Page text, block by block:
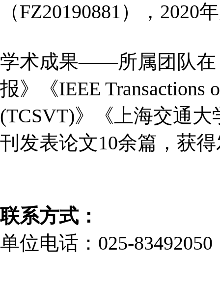
（FZ20190881）
， 2020
学术成果——所属团队在
报》《IEEE Transactions
(TCSVT)》《上海交通
刊发表论文10余篇，获
联系方式：
单位电话： 025-